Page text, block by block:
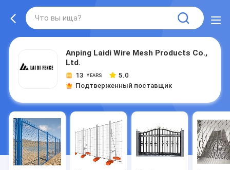
Anping Laidi Wire Mesh Products Co.,
Ltd.
13 YEARS
5.0
Подтверженный поставщик